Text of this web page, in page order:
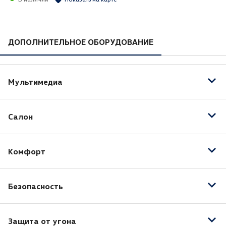
ДОПОЛНИТЕЛЬНОЕ ОБОРУДОВАНИЕ
Мультимедиа
Мультимедиа система с ЖК-экраном
Салон
Подогрев передних сидений
Электрорегулировка сиденья водителя
Комфорт
Регулировка руля по вылету
Бортовой компьютер
Запуск двигателя с кнопки
Безопасность
Подушка безопасности водителя
Защита от угона